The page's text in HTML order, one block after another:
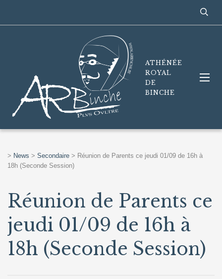
ATHÉNÉE
ROYAL
DE
BINCHE
> News > Secondaire > Réunion de Parents ce jeudi 01/09 de 16h à
18h (Seconde Session)
Réunion de Parents ce
jeudi 01/09 de 16h à
18h (Seconde Session)